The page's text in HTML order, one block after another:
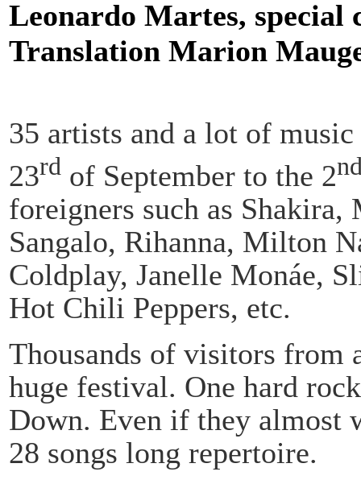
Leonardo Martes, special
Translation Marion
35 artists and a lot of
23rd of September to the 2
foreigners such as Shakira,
Sangalo, Rihanna, Milton
Coldplay, Janelle Monáe,
Hot Chili Peppers, etc.
Thousands of visitors from
huge festival. One hard
Down. Even if they almost
28 songs long repertoire.